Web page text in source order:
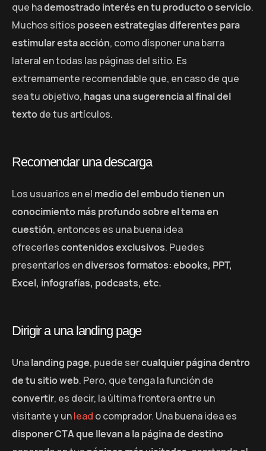
que hademostrado interés en tu producto o servicio.
Muchos sitios poseen estrategias diferentes para
estimular esta acción, como disponer una barra
lateral en todas las páginas del sitio. Es
extremamente recomendable que, en caso de que
sea tu objetivo, hagas una sugerencia al final del
textode tus artículos.
Recomendar una descarga
Los usuarios en el medio del embudo tienen un
conocimiento más profundo sobre el tema en
cuestión, entonces es una buena idea
ofrecerlescontenidos exclusivos. Puedes
presentarlos endiversos formatos: ebooks, PPT,
Excel, infografías, podcasts, etc.
Dirigir a una landing page
Unalanding page, puede sercualquier página dentro
de tu sitio web. Pero, que tenga la función de
convertir, es decir, la última frontera entre un
visitante y unlead o comprador. Una buena idea es
disponer CTA que llevan a la página de destino